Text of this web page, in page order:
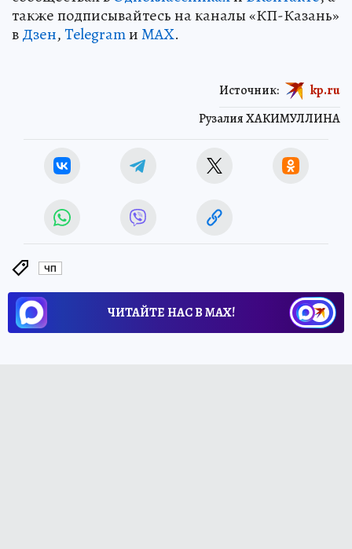
также подписывайтесь на каналы «КП-Казань»
вДзен,TelegramиMAX.
Рузалия ХАКИМУЛЛИНА
Источник: kp.ru
ЧП
ЧИТАЙТЕ НАС В МАХ!